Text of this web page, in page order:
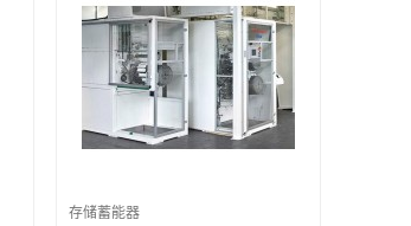
存储蓄能器